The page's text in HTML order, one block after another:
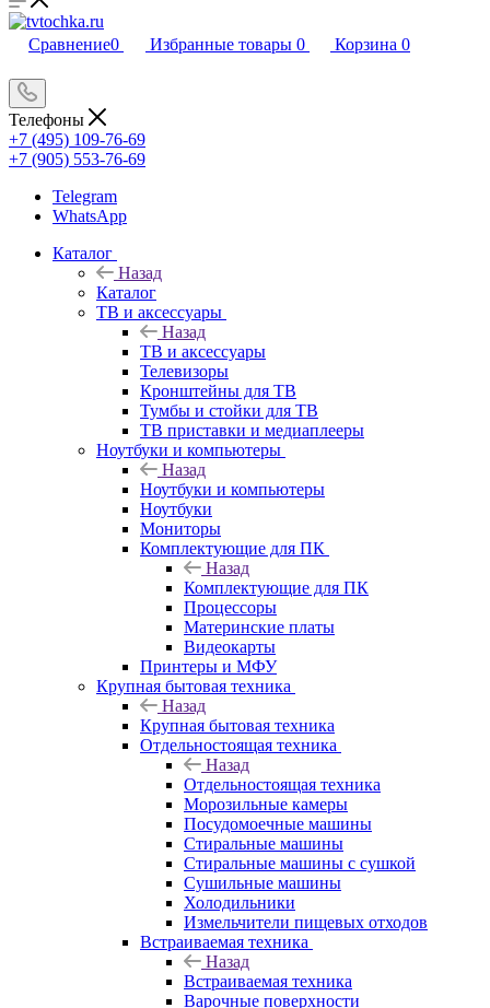
Сравнение0 Избранные товары 0 Корзина 0
Телефоны
+7 (495) 109-76-69
+7 (905) 553-76-69
Telegram
WhatsApp
Каталог
Назад
Каталог
ТВ и аксессуары
Назад
ТВ и аксессуары
Телевизоры
Кронштейны для ТВ
Тумбы и стойки для ТВ
ТВ приставки и медиаплееры
Ноутбуки и компьютеры
Назад
Ноутбуки и компьютеры
Ноутбуки
Мониторы
Комплектующие для ПК
Назад
Комплектующие для ПК
Процессоры
Материнские платы
Видеокарты
Принтеры и МФУ
Крупная бытовая техника
Назад
Крупная бытовая техника
Отдельностоящая техника
Назад
Отдельностоящая техника
Морозильные камеры
Посудомоечные машины
Стиральные машины
Стиральные машины с сушкой
Сушильные машины
Холодильники
Измельчители пищевых отходов
Встраиваемая техника
Назад
Встраиваемая техника
Варочные поверхности